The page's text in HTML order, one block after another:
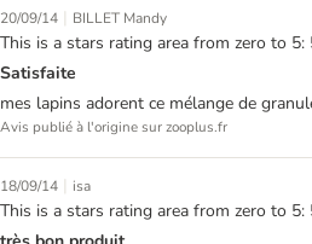
20/09/14 | BILLET Mandy
This is a stars rating area from zero to 5:
Satisfaite
mes lapins adorent ce mélange de
Avis publié à l'origine sur zooplus.fr
18/09/14 | isa
This is a stars rating area from zero to 5: